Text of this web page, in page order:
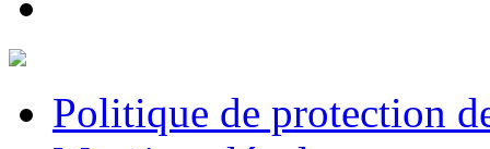
Politique de protection